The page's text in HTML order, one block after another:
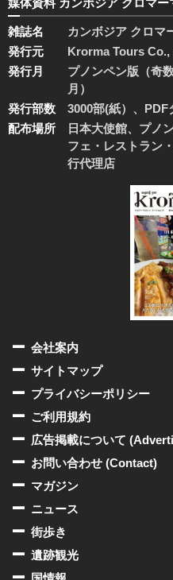
媒体資料 カンボジア クロマー
雑誌名
カンボジア クロマ
発行元
Krorma Tours Co.,
発行月
プノンペン版（奇
月）
発行部数
3000部(紙）、
配布場所
日本大使館、プノ
フェ・レストラン
行代理店
会社案内
サイトマップ
プライバシーポリシー
ご利用規約
広告掲載について
お問い合わせ (Contact)
マガジン
ニュース
街歩き
遺跡観光